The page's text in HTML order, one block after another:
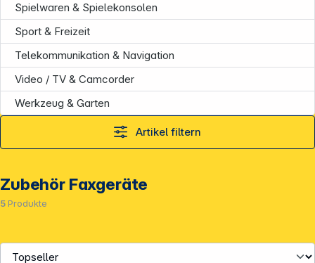
Spielwaren & Spielekonsolen
Sport & Freizeit
Telekommunikation & Navigation
Video / TV & Camcorder
Werkzeug & Garten
Artikel filtern
Zubehör Faxgeräte
5 Produkte